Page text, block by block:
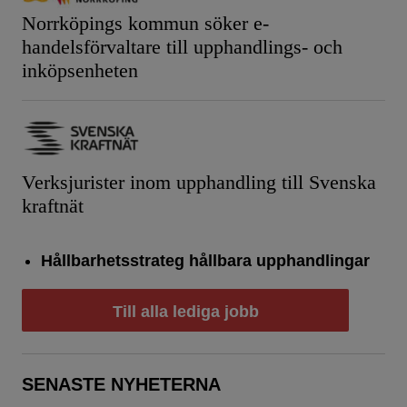
Norrköpings kommun söker e-
handelsförvaltare till upphandlings- och
inköpsenheten
Verksjurister inom upphandling till Svenska
kraftnät
Hållbarhetsstrateg hållbara upphandlingar
Till alla lediga jobb
SENASTE NYHETERNA